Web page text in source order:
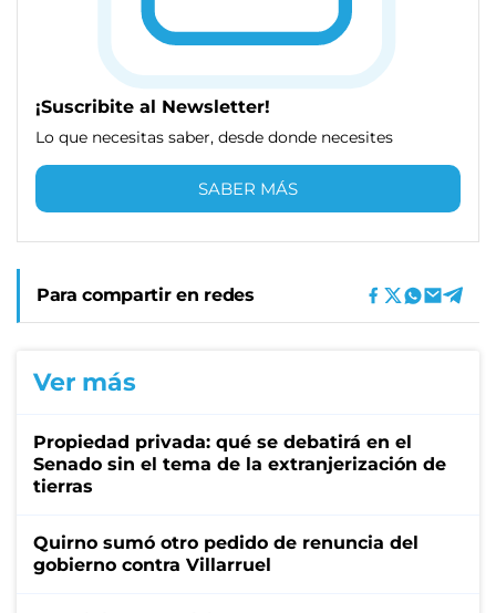
¡Suscribite al Newsletter!
Lo que necesitas saber, desde donde necesites
SABER MÁS
Para compartir en redes
Ver más
Propiedad privada: qué se debatirá en el
Senado sin el tema de la extranjerización de
tierras
Quirno sumó otro pedido de renuncia del
gobierno contra Villarruel